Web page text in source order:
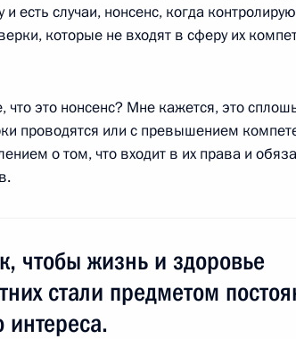
Федеральный закон «О внесении
кодекс Российской Федерации»
состава и ветеранов ВМФ России
– Днём Военно-Морского
есть случаи, нонсенс, когда
которые не входят в сферу их
это нонсенс? Мне кажется, это
проводятся или с превышением
о том, что входит в их права и
чтобы жизнь и здоровье
стали предметом
интереса.